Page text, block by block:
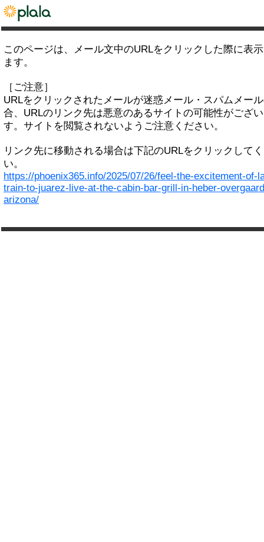
このページは、メール文中のURLをクリックした際に表
ます。
［ご注意］
URLをクリックされたメールが迷惑メール・スパムメー
合、URLのリンク先は悪意のあるサイトの可能性がござ
す。サイトを閲覧されないようご注意ください。
リンク先に移動される場合は下記のURLをクリックして
い。
https://phoenix365.info/2025/07/26/feel-the-excitement-of-
train-to-juarez-live-at-the-cabin-bar-grill-in-heber-
arizona/